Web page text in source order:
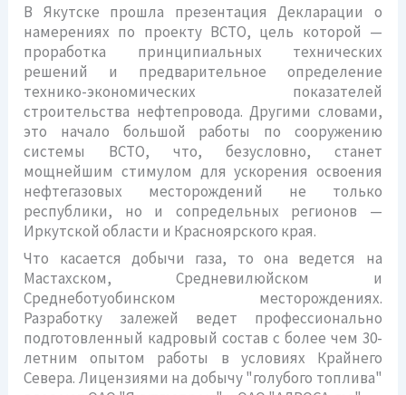
В Якутске прошла презентация Декларации о
намерениях по проекту ВСТО, цель которой —
проработка принципиальных технических
решений и предварительное определение
технико-экономических показателей
строительства нефтепровода. Другими словами,
это начало большой работы по сооружению
системы ВСТО, что, безусловно, станет
мощнейшим стимулом для ускорения освоения
нефтегазовых месторождений не только
республики, но и сопредельных регионов —
Иркутской области и Красноярского края.
Что касается добычи газа, то она ведется на
Мастахском, Средневилюйском и
Среднеботуобинском месторождениях.
Разработку залежей ведет профессионально
подготовленный кадровый состав с более чем 30-
летним опытом работы в условиях Крайнего
Севера. Лицензиями на добычу "голубого топлива"